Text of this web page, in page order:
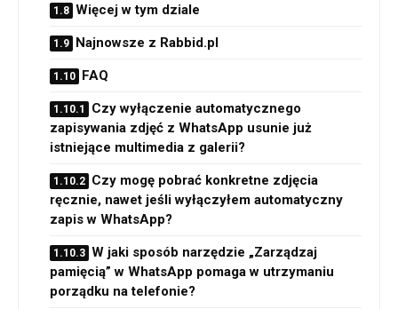
Więcej w tym dziale
Najnowsze z Rabbid.pl
FAQ
Czy wyłączenie automatycznego
zapisywania zdjęć z WhatsApp usunie już
istniejące multimedia z galerii?
Czy mogę pobrać konkretne zdjęcia
ręcznie, nawet jeśli wyłączyłem automatyczny
zapis w WhatsApp?
W jaki sposób narzędzie „Zarządzaj
pamięcią” w WhatsApp pomaga w utrzymaniu
porządku na telefonie?